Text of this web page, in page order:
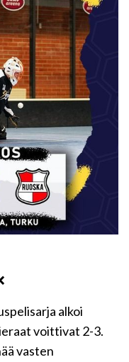
alkoi
voittivat 2-3.
vasten